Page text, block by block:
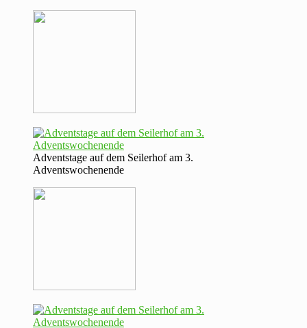
Adventstage auf dem Seilerhof am 3.
Adventswochenende